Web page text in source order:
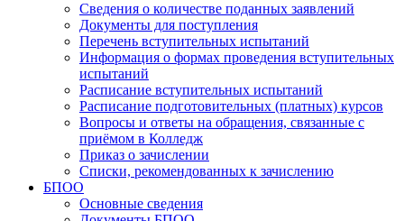
Сведения о количестве поданных заявлений
Документы для поступления
Перечень вступительных испытаний
Информация о формах проведения вступительных
испытаний
Расписание вступительных испытаний
Расписание подготовительных (платных) курсов
Вопросы и ответы на обращения, связанные с
приёмом в Колледж
Приказ о зачислении
Списки, рекомендованных к зачислению
БПОО
Основные сведения